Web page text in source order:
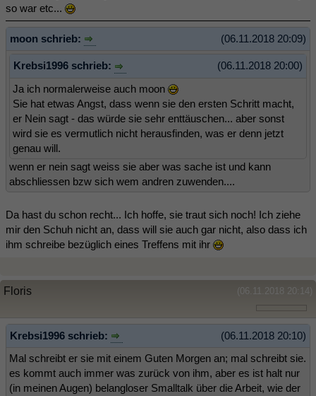
so war etc...
(06.11.2018 20:09)
moon schrieb:
(06.11.2018 20:00)
Krebsi1996 schrieb:
Ja ich normalerweise auch moon
Sie hat etwas Angst, dass wenn sie den ersten Schritt macht,
er Nein sagt - das würde sie sehr enttäuschen... aber sonst
wird sie es vermutlich nicht herausfinden, was er denn jetzt
genau will.
wenn er nein sagt weiss sie aber was sache ist und kann
abschliessen bzw sich wem andren zuwenden....
Da hast du schon recht... Ich hoffe, sie traut sich noch! Ich ziehe
mir den Schuh nicht an, dass will sie auch gar nicht, also dass ich
ihm schreibe bezüglich eines Treffens mit ihr
(06.11.2018 20:14)
Floris
(06.11.2018 20:10)
Krebsi1996 schrieb:
Mal schreibt er sie mit einem Guten Morgen an; mal schreibt sie.
es kommt auch immer was zurück von ihm, aber es ist halt nur
(in meinen Augen) belangloser Smalltalk über die Arbeit, wie der